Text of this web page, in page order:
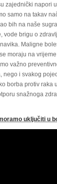
zajednički napori
samo na takav
bih na naše
vode brigu o
Maligne
moraju na
važno
nego i svakog
borba protiv raka
snažnoga
uključiti u